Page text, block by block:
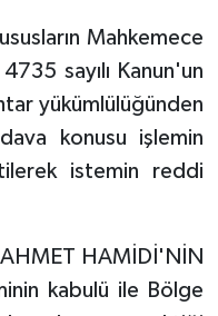
Mahkemece
sayılı Kanun'un
yükümlülüğünden
konusu işlemin
istemin reddi
HAMİDİ'NİN
kabulü ile Bölge